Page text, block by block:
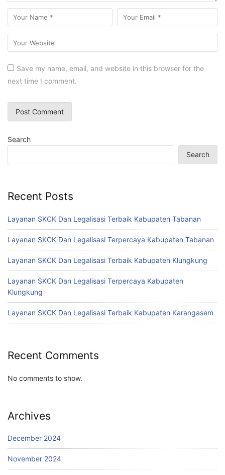
Save my name, email, and website in this browser for the
next time I comment.
Search
Search
Recent Posts
Layanan SKCK Dan Legalisasi Terbaik Kabupaten Tabanan
Layanan SKCK Dan Legalisasi Terpercaya Kabupaten Tabanan
Layanan SKCK Dan Legalisasi Terbaik Kabupaten Klungkung
Layanan SKCK Dan Legalisasi Terpercaya Kabupaten
Klungkung
Layanan SKCK Dan Legalisasi Terbaik Kabupaten Karangasem
Recent Comments
No comments to show.
Archives
December 2024
November 2024